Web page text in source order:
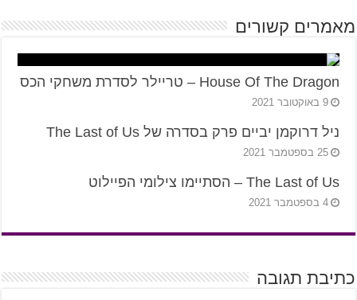
מאמרים קשורים
House Of The Dragon – טריילר לסדרת משחקי הכס
9 באוקטובר 2021
ניל דרוקמן יביים פרק בסדרה של The Last of Us
25 בספטמבר 2021
The Last of Us – הסתיימו צילומי הפיילוט
4 בספטמבר 2021
כתיבת תגובה